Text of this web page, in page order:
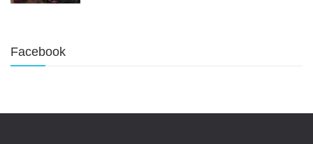
Facebook